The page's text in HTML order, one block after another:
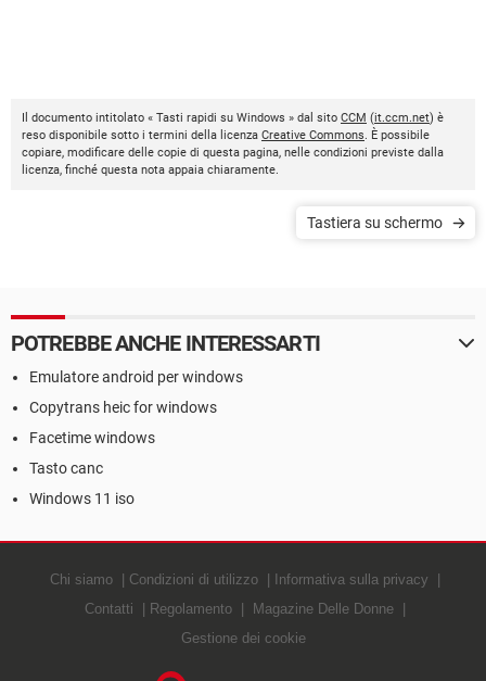
Il documento intitolato « Tasti rapidi su Windows » dal sito CCM (it.ccm.net) è
reso disponibile sotto i termini della licenza Creative Commons. È possibile
copiare, modificare delle copie di questa pagina, nelle condizioni previste dalla
licenza, finché questa nota appaia chiaramente.
Tastiera su schermo
POTREBBE ANCHE INTERESSARTI
Emulatore android per windows
Copytrans heic for windows
Facetime windows
Tasto canc
Windows 11 iso
Chi siamo Condizioni di utilizzo
Informativa sulla privacy
Contatti
Regolamento
Magazine Delle Donne
Gestione dei cookie